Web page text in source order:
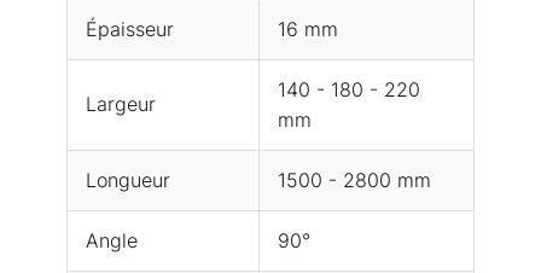
Épaisseur 16 mm
Largeur
140 - 180 - 220
mm
Longueur 1500 - 2800 mm
Angle 90°